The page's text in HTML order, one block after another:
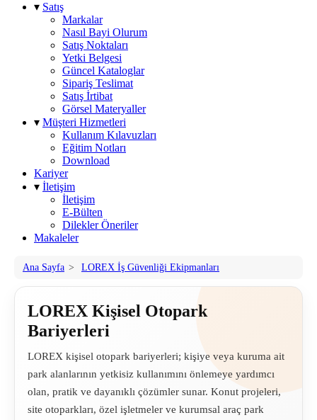
▾ Satış
Markalar
Nasıl Bayi Olurum
Satış Noktaları
Yetki Belgesi
Güncel Kataloglar
Sipariş Teslimat
Satış İrtibat
Görsel Materyaller
▾ Müşteri Hizmetleri
Kullanım Kılavuzları
Eğitim Notları
Download
Kariyer
▾ İletişim
İletişim
E-Bülten
Dilekler Öneriler
Makaleler
Ana Sayfa > LOREX İş Güvenliği Ekipmanları
LOREX Kişisel Otopark
Bariyerleri
LOREX kişisel otopark bariyerleri; kişiye veya kuruma ait
park alanlarının yetkisiz kullanımını önlemeye yardımcı
olan, pratik ve dayanıklı çözümler sunar. Konut projeleri,
site otoparkları, özel işletmeler ve kurumsal araç park